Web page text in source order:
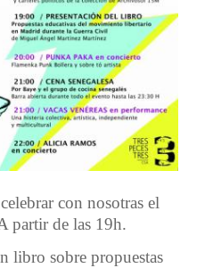
con nosotras el
partir de las 19h.
libro sobre propuestas